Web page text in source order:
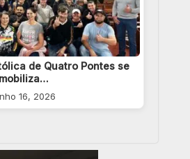
de Quatro Pontes se
mobiliza…
16, 2026